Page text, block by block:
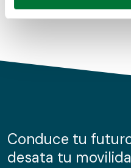
Obtenga más información
de cookies.
información sobre el uso
nuestros partners de
Conduce tu
desata tu